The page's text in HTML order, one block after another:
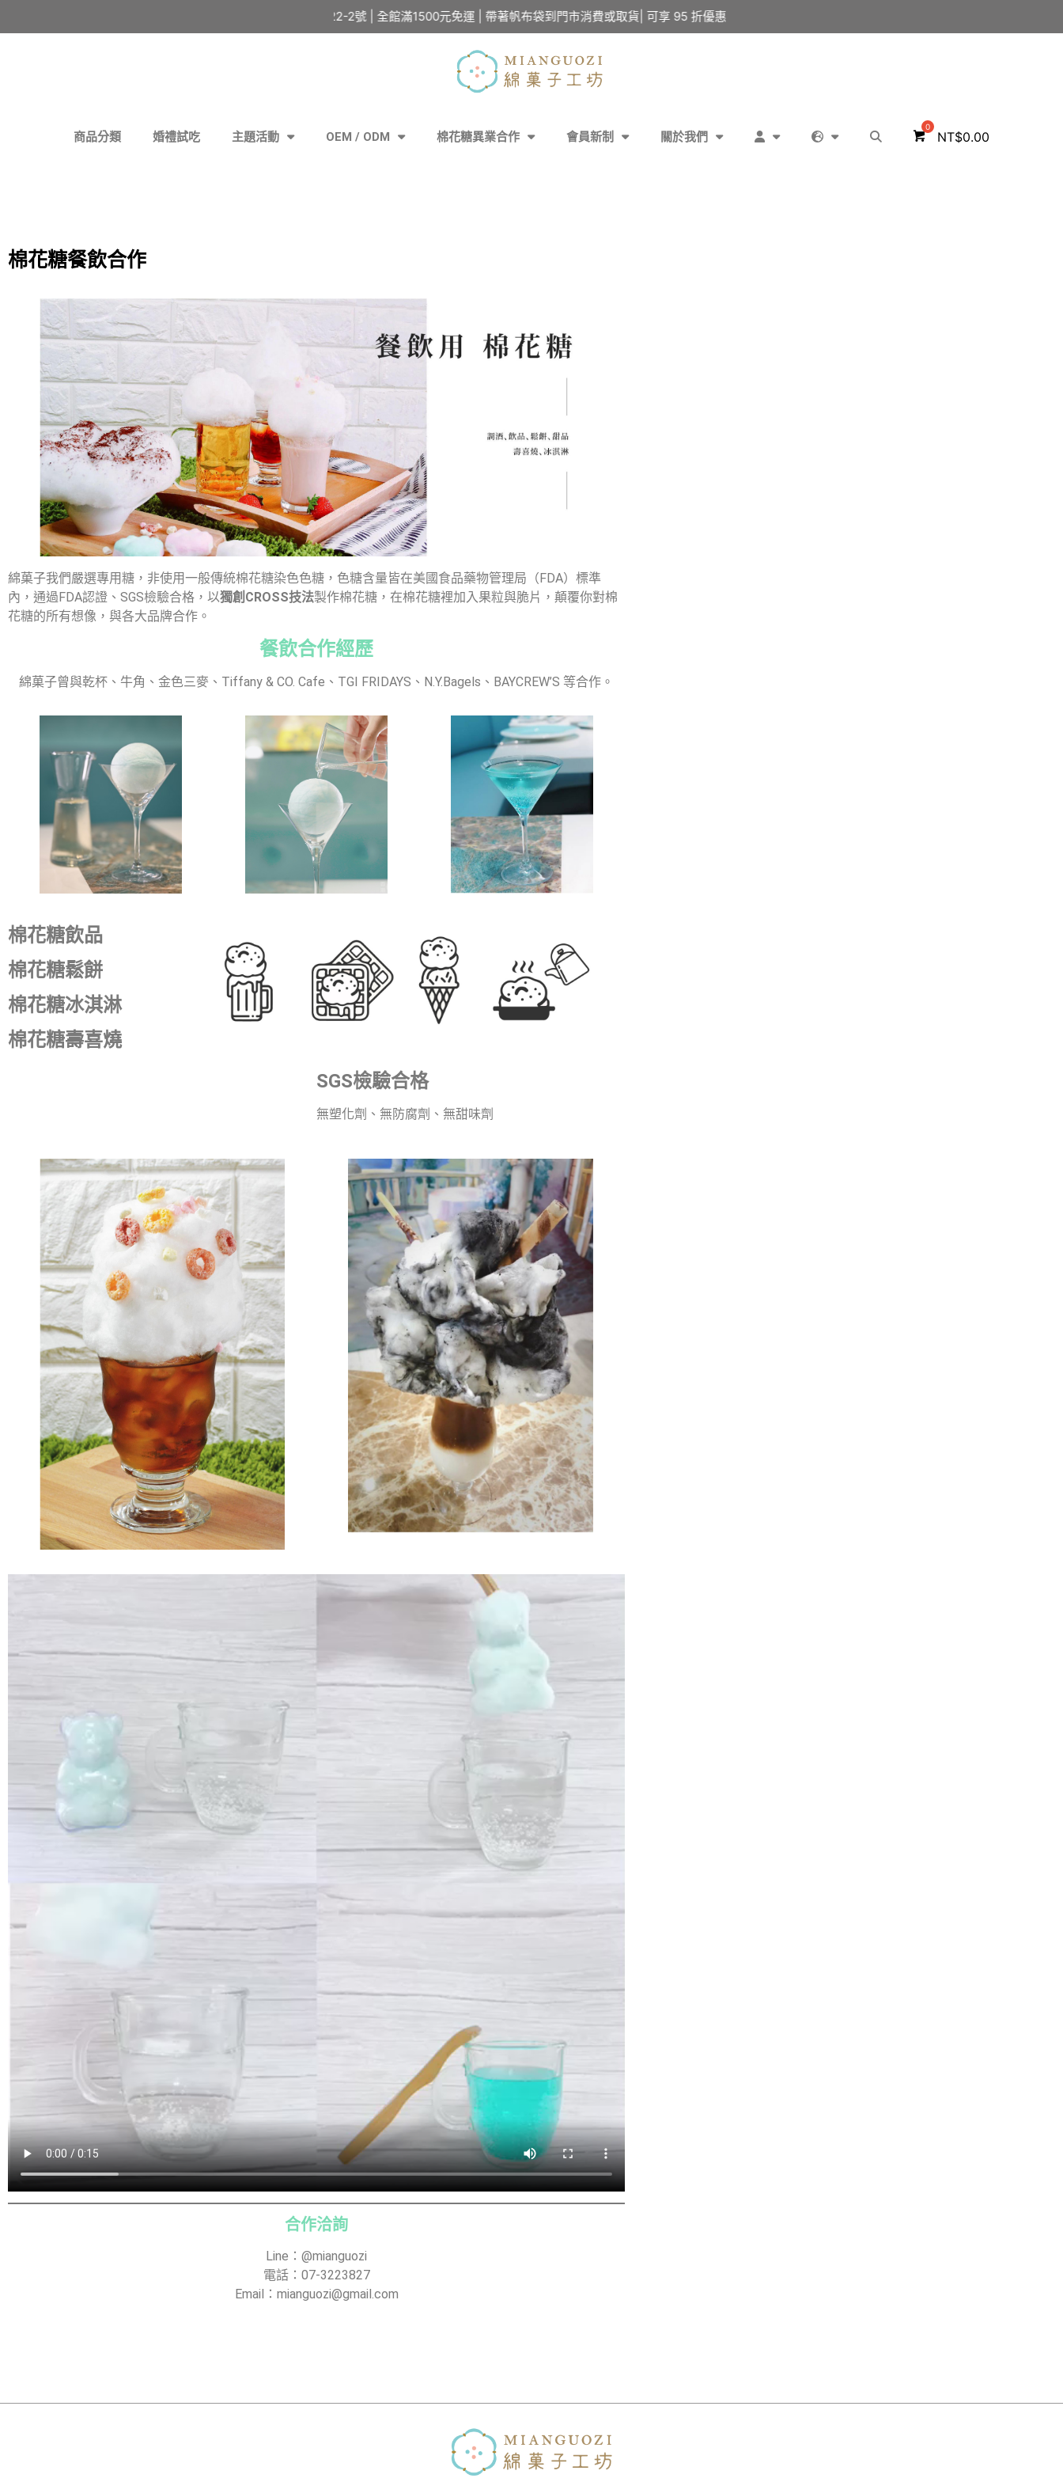
綿菓子門市已搬至三民區民族巷22-2號 | 全館滿1500元免運 | 帶著帆布袋到門市消費或取貨| 可享 95 折優惠！售完為止，送完就沒囉~
商品分類 婚禮試吃 主題活動 OEM / ODM 棉花糖異業合作 會員新制 關於我們 NT$0.00
棉花糖餐飲合作
綿菓子我們嚴選專用糖，非使用一般傳統棉花糖染色色糖，色糖含量皆在美國食品藥物管理局（FDA）標準
內，通過FDA認證、SGS檢驗合格，以獨創CROSS技法製作棉花糖，在棉花糖裡加入果粒與脆片，顛覆你對棉
花糖的所有想像，與各大品牌合作。
餐飲合作經歷
綿菓子曾與乾杯、牛角、金色三麥、Tiffany & CO. Cafe、TGI FRIDAYS、N.Y.Bagels、BAYCREW’S 等合作。
棉花糖飲品
棉花糖鬆餅
棉花糖冰淇淋
棉花糖壽喜燒
SGS檢驗合格
無塑化劑、無防腐劑、無甜味劑
合作洽詢
Line：@mianguozi
電話：07-3223827
Email： mianguozi@gmail.com